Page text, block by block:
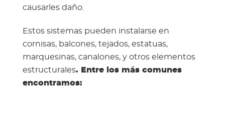
causarles daño.
Estos sistemas pueden instalarse en
cornisas, balcones, tejados, estatuas,
marquesinas, canalones, y otros elementos
estructurales. Entre los más comunes
encontramos: